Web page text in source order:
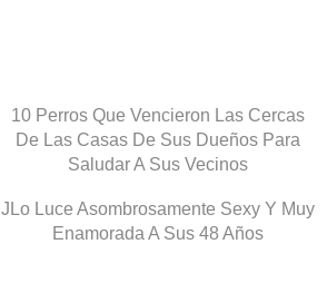
10 Perros Que Vencieron Las Cercas
De Las Casas De Sus Dueños Para
Saludar A Sus Vecinos
JLo Luce Asombrosamente Sexy Y Muy
Enamorada A Sus 48 Años